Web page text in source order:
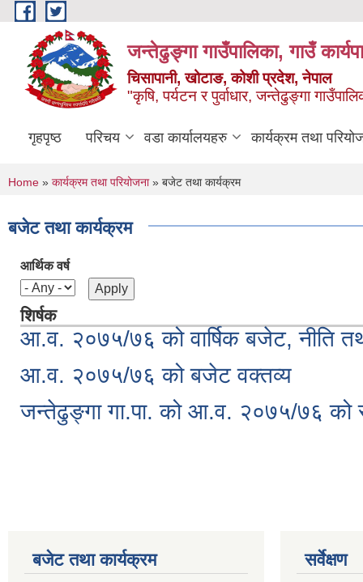
Skip to main content
जन्तेढुङ्गा गाउँपालिका, गाउँ
चिसापानी, खोटाङ, कोशी प्रदेश, नेपाल
"कृषि, पर्यटन र पुर्वाधार, जन्तेढुङ्गा
गृहपृष्ठ परिचय वडा कार्यालयहरु कार्यक्रम तथा
You are here
Home » कार्यक्रम तथा परियोजना» बजेट तथा कार्यक्रम
बजेट तथा कार्यक्रम
आर्थिक वर्ष
शिर्षक
आ.व. २०७५/७६ को वार्षिक बजेट, नीति
आ.व. २०७५/७६ को बजेट वक्तव्य
जन्तेढुङ्गा गा.पा. को आ.व. २०७५/७६ को
बजेट तथा कार्यक्रम सर्वेक्षण